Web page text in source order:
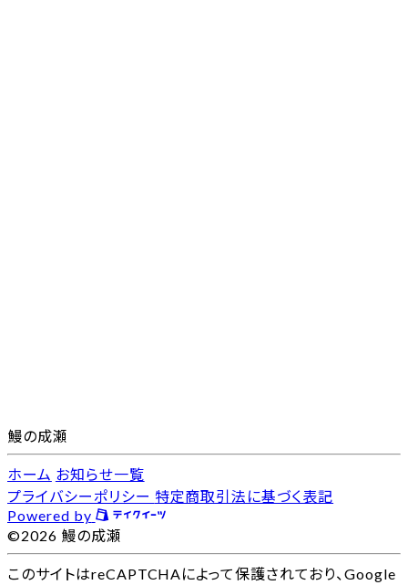
鰻の成瀬
ホーム お知らせ一覧
プライバシーポリシー 特定商取引法に基づく表記
Powered by
©2026 鰻の成瀬
このサイトはreCAPTCHAによって保護されており、Google